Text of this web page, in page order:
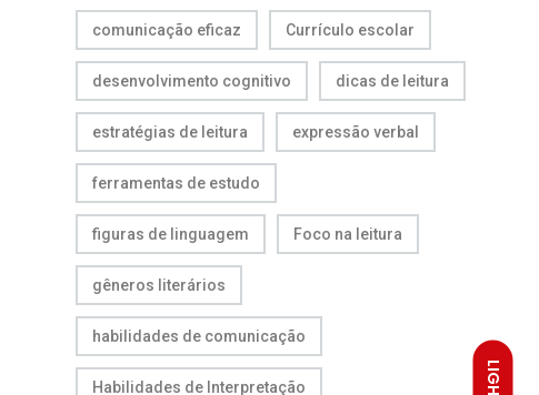
LIGHT
comunicação eficaz Currículo escolar
desenvolvimento cognitivo dicas de leitura
estratégias de leitura expressão verbal
ferramentas de estudo
figuras de linguagem Foco na leitura
gêneros literários
habilidades de comunicação
Habilidades de Interpretação